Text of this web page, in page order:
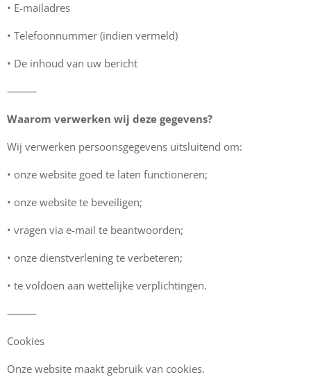
•⁠ ⁠E-mailadres
•⁠ ⁠Telefoonnummer (indien vermeld)
•⁠ ⁠De inhoud van uw bericht
⸻
Waarom verwerken wij deze gegevens?
Wij verwerken persoonsgegevens uitsluitend om:
•⁠ ⁠onze website goed te laten functioneren;
•⁠ ⁠onze website te beveiligen;
•⁠ ⁠vragen via e-mail te beantwoorden;
•⁠ ⁠onze dienstverlening te verbeteren;
•⁠ ⁠te voldoen aan wettelijke verplichtingen.
⸻
Cookies
Onze website maakt gebruik van cookies.